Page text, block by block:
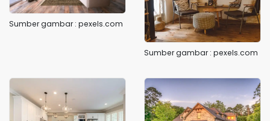
Sumber gambar : pexels.com
Sumber gambar : pexels.com